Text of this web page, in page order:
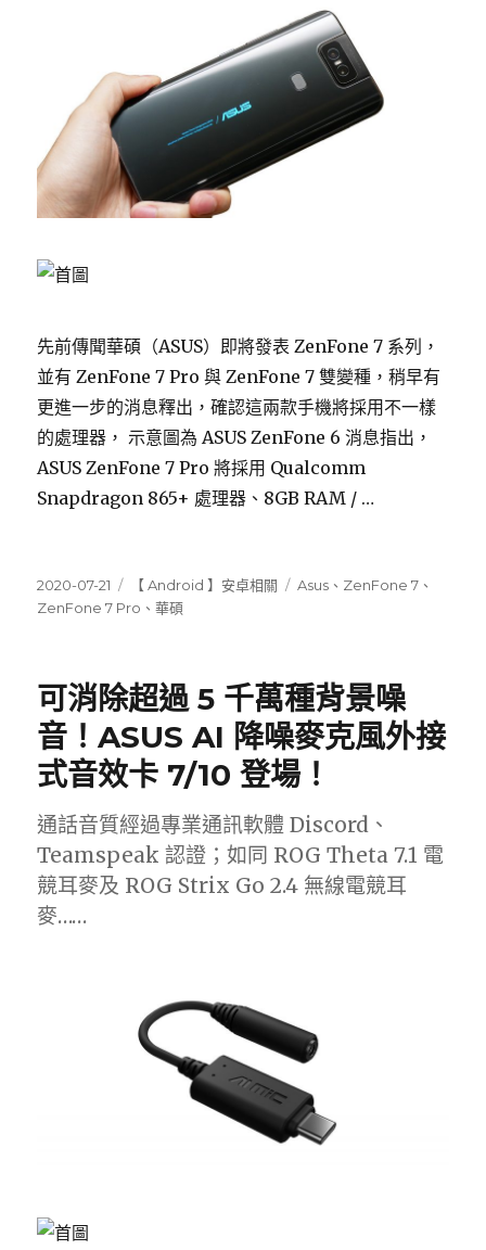
先前傳聞華碩（ASUS）即將發表 ZenFone 7 系列，
並有 ZenFone 7 Pro 與 ZenFone 7 雙變種，稍早有
更進一步的消息釋出，確認這兩款手機將採用不一樣
的處理器， 示意圖為 ASUS ZenFone 6 消息指出，
ASUS ZenFone 7 Pro 將採用 Qualcomm
Snapdragon 865+ 處理器、8GB RAM / …
發
佈
2020-07-21
分
類
【 Android 】安卓相關
標
Asus 、 ZenFone 7 、
ZenFone 7 Pro 、華碩
可消除超過 5 千萬種背景噪
音！ASUS AI 降噪麥克風外接
式音效卡 7/10 登場！
通話音質經過專業通訊軟體 Discord、
Teamspeak 認證；如同 ROG Theta 7.1 電
競耳麥及 ROG Strix Go 2.4 無線電競耳
麥……